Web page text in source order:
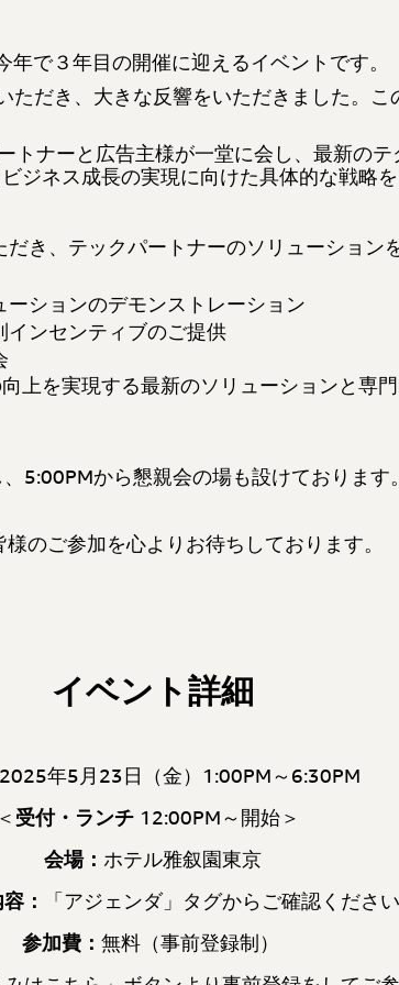
で３年目の開催に迎えるイベントです。
だき、大きな反響をいただきました。
トナーと広告主様が一堂に会し、最新の
ジネス成長の実現に向けた具体的な戦略を
き、 テックパートナーのソリューション
ションのデモンストレーション
ンセンティブのご提供
上を実現する最新のソリューションと専門
5:00PMから懇親会の場も設けております。
のご参加を心よりお待ちしております。
イベント詳細
2025年5月23日（金）1:00PM～6:30PM
＜受付・ ランチ 12:00PM～開始＞
会場： ホテル雅叙園東京
：
「アジェンダ 」タグからご確認ください
参加費： 無料（事前登録制）